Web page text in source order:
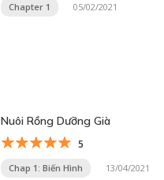
Chapter 1 05/02/2021
Nuôi Rồng Dưỡng Già
5
Chap 1: Biến Hình 13/04/2021